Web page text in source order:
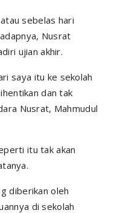
sebelas hari
Nusrat
ujian akhir.
saya itu ke sekolah
dan tak
Nusrat, Mahmudul
itu tak akan
diberikan oleh
di sekolah